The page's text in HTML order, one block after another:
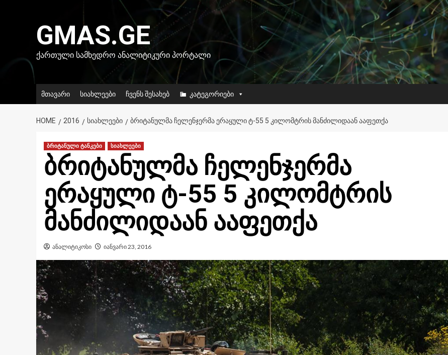
GMAS.GE
ᲥᲐᲠᲗᲣᲚᲘ ᲡᲐᲛᲮᲔᲓᲠᲝ ᲐᲜᲐᲚᲘᲢᲘᲙᲣᲠᲘ ᲞᲝᲠᲢᲐᲚᲘ
მთავარი სიახლეები ჩვენს შესახებ კატეგორიები
HOME 2016 ᲡᲘᲐᲮᲚᲔᲔᲑᲘ ᲑᲠᲘᲢᲐᲜᲣᲚᲛᲐ ᲩᲔᲚᲔᲜᲯᲔᲠᲛᲐ ᲔᲠᲐᲧᲣᲚᲘ Ტ-55 5 ᲙᲘᲚᲝᲛᲢᲠᲘᲡ ᲛᲐᲜᲫᲘᲚᲘᲓᲐᲐᲜ ᲐᲐᲤᲔᲗᲥᲐ
ბრიტანული ტანკები სიახლეები
ბრიტანულმა ჩელენჯერმა
ერაყული ტ-55 5 კილომტრის
მანძილიდაან ააფეთქა
ანალიტიკოსი იანვარი 23, 2016